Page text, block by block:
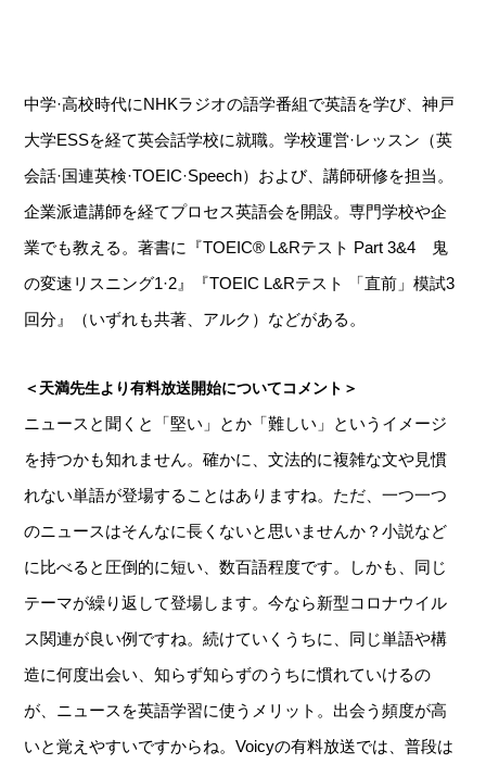
中学·高校時代にNHKラジオの語学番組で英語を学び、神戸
大学ESSを経て英会話学校に就職。学校運営·レッスン（英
会話·国連英検·TOEIC·Speech）および、講師研修を担当。
企業派遣講師を経てプロセス英語会を開設。専門学校や企
業でも教える。著書に『TOEIC® L&Rテスト Part 3&4 鬼
の変速リスニング1·2』『TOEIC L&Rテスト 「直前」模試3
回分』（いずれも共著、アルク）などがある。
＜天満先生より有料放送開始についてコメント＞
ニュースと聞くと「堅い」とか「難しい」というイメージ
を持つかも知れません。確かに、文法的に複雑な文や見慣
れない単語が登場することはありますね。ただ、一つ一つ
のニュースはそんなに長くないと思いませんか？小説など
に比べると圧倒的に短い、数百語程度です。しかも、同じ
テーマが繰り返して登場します。今なら新型コロナウイル
ス関連が良い例ですね。続けていくうちに、同じ単語や構
造に何度出会い、知らず知らずのうちに慣れていけるの
が、ニュースを英語学習に使うメリット。出会う頻度が高
いと覚えやすいですからね。Voicyの有料放送では、普段は